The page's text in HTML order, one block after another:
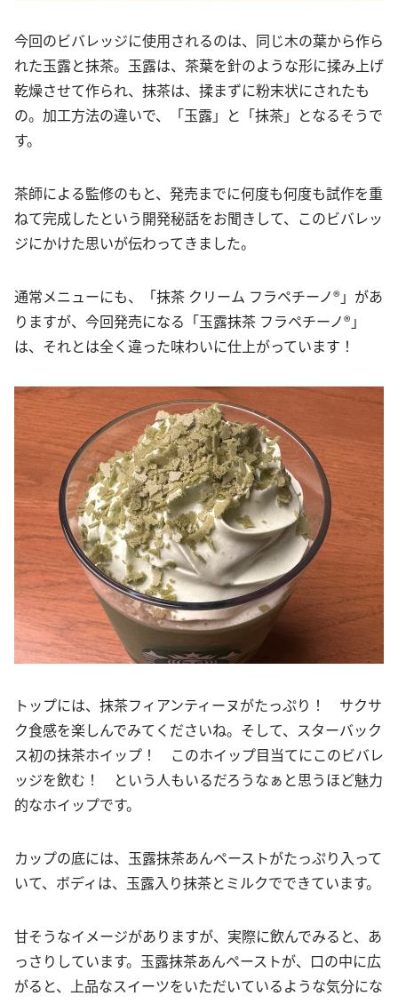
今回のビバレッジに使用されるのは、同じ木の葉から作ら
れた玉露と抹茶。玉露は、茶葉を針のような形に揉み上げ
乾燥させて作られ、抹茶は、揉まずに粉末状にされたも
の。加工方法の違いで、「玉露」と「抹茶」となるそうで
す。
茶師による監修のもと、発売までに何度も何度も試作を重
ねて完成したという開発秘話をお聞きして、このビバレッ
ジにかけた思いが伝わってきました。
通常メニューにも、「抹茶 クリーム フラペチーノ®」があ
りますが、今回発売になる「玉露抹茶 フラペチーノ®」
は、それとは全く違った味わいに仕上がっています！
トップには、抹茶フィアンティーヌがたっぷり！ サクサ
ク食感を楽しんでみてくださいね。そして、スターバック
ス初の抹茶ホイップ！ このホイップ目当てにこのビバレ
ッジを飲む！ という人もいるだろうなぁと思うほど魅力
的なホイップです。
カップの底には、玉露抹茶あんペーストがたっぷり入って
いて、ボディは、玉露入り抹茶とミルクでできています。
甘そうなイメージがありますが、実際に飲んでみると、あ
っさりしています。玉露抹茶あんペーストが、口の中に広
がると、上品なスイーツをいただいているような気分にな